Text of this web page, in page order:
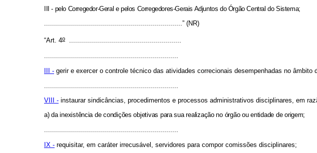
III - pelo Corregedor-Geral e pelos Corregedores-Gerais Adjuntos do Órgão Central do Sistema;
.....................................................................” (NR)
“Art. 4o
........................................................
III - gerir e exercer o controle técnico das atividades correcionais desempenhadas no âmbito
VIII - instaurar sindicâncias, procedimentos e processos administrativos disciplinares, em
a) da inexistência de condições objetivas para sua realização no órgão ou entidade de origem;
IX - requisitar, em caráter irrecusável, servidores para compor comissões disciplinares;